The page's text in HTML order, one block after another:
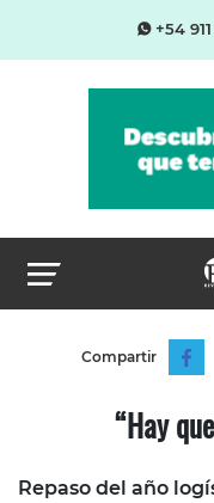
+54
Compartir
“Hay
Repaso del año